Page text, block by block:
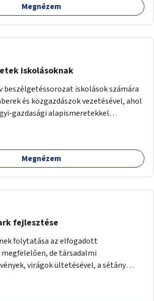
Megnézem
iskolásoknak
iskolások számára
és közgazdászok vezetésével, ahol
gazdasági alapismeretekkel
intézményben vagy külső
A szervezést az
is. A program pilot jelleggel indulna,
Megnézem
fejlesztése
folytatása az elfogadott
de társadalmi
virágok ültetésével, a sétány